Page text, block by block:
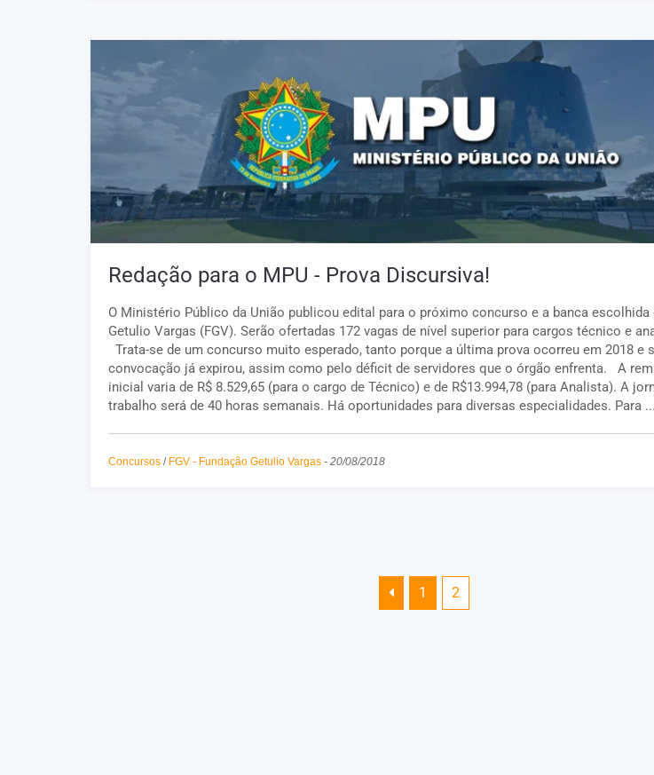
Redação para o MPU - Prova Discursiva!
O Ministério Público da União publicou edital para o próximo concurso e a banca escolhida
Getulio Vargas (FGV). Serão ofertadas 172 vagas de nível superior para cargos técnico e
Trata-se de um concurso muito esperado, tanto porque a última prova ocorreu em 2018 e
convocação já expirou, assim como pelo déficit de servidores que o órgão enfrenta. A
inicial varia de R$ 8.529,65 (para o cargo de Técnico) e de R$13.994,78 (para Analista). A
trabalho será de 40 horas semanais. Há oportunidades para diversas especialidades. Para ...
Concursos / FGV - Fundação Getulio Vargas - 20/08/2018
1 2